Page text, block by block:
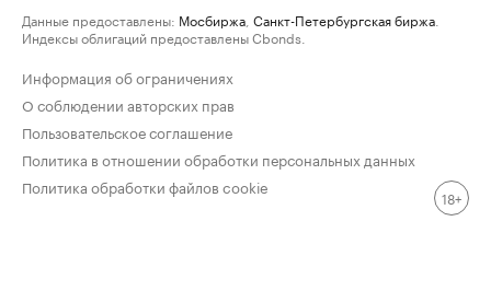
Данные предоставлены: Мосбиржа Санкт-Петербургская биржа
Индексы облигаций предоставлены Cbonds.
Информация об ограничениях
О соблюдении авторских прав
Пользовательское соглашение
Политика в отношении обработки персональных данных
Политика обработки файлов cookie
18+